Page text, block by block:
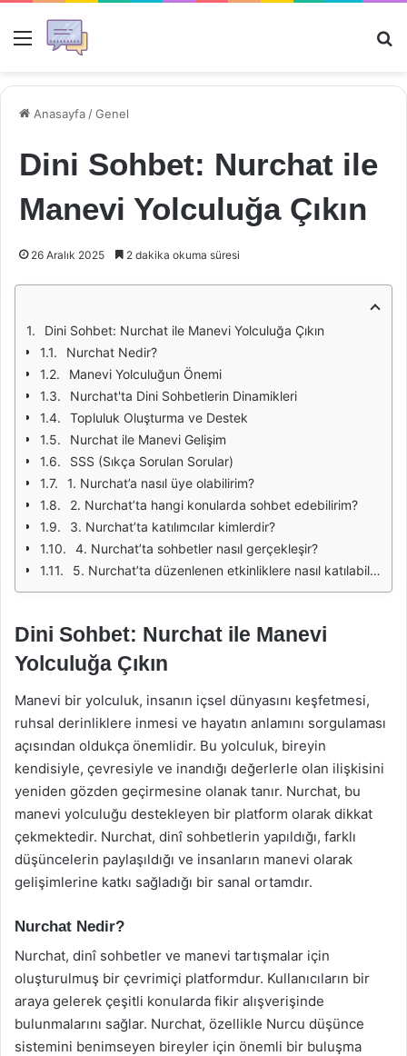
Menü
Anasayfa /Genel
Dini Sohbet: Nurchat ile
Manevi Yolculuğa Çıkın
26 Aralık 2025 2 dakika okuma süresi
Dini Sohbet: Nurchat ile Manevi Yolculuğa Çıkın
Nurchat Nedir?
Manevi Yolculuğun Önemi
Nurchat'ta Dini Sohbetlerin Dinamikleri
Topluluk Oluşturma ve Destek
Nurchat ile Manevi Gelişim
SSS (Sıkça Sorulan Sorular)
1. Nurchat’a nasıl üye olabilirim?
2. Nurchat’ta hangi konularda sohbet edebilirim?
3. Nurchat’ta katılımcılar kimlerdir?
4. Nurchat’ta sohbetler nasıl gerçekleşir?
5. Nurchat’ta düzenlenen etkinliklere nasıl katılabilirim?
Dini Sohbet: Nurchat ile Manevi
Yolculuğa Çıkın
Manevi bir yolculuk, insanın içsel dünyasını keşfetmesi,
ruhsal derinliklere inmesi ve hayatın anlamını sorgulaması
açısından oldukça önemlidir. Bu yolculuk, bireyin
kendisiyle, çevresiyle ve inandığı değerlerle olan ilişkisini
yeniden gözden geçirmesine olanak tanır. Nurchat, bu
manevi yolculuğu destekleyen bir platform olarak dikkat
çekmektedir. Nurchat, dinî sohbetlerin yapıldığı, farklı
düşüncelerin paylaşıldığı ve insanların manevi olarak
gelişimlerine katkı sağladığı bir sanal ortamdır.
Nurchat Nedir?
Nurchat, dinî sohbetler ve manevi tartışmalar için
oluşturulmuş bir çevrimiçi platformdur. Kullanıcıların bir
araya gelerek çeşitli konularda fikir alışverişinde
bulunmalarını sağlar. Nurchat, özellikle Nurcu düşünce
sistemini benimseyen bireyler için önemli bir buluşma